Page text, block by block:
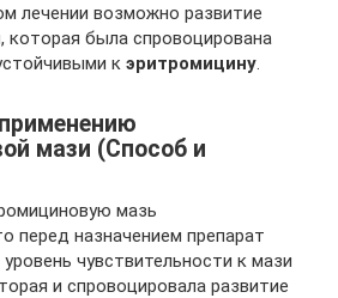
лечении возможно развитие
которая была спровоцирована
к эритромицину
мази (Способ и
мазь
перед назначением препарат
чувствительности к мази
и спровоцировала развитие